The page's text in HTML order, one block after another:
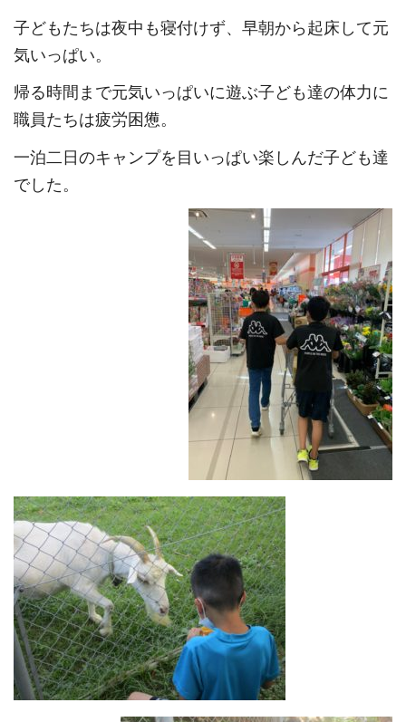
子どもたちは夜中も寝付けず、早朝から起床して元
気いっぱい。
帰る時間まで元気いっぱいに遊ぶ子ども達の体力に
職員たちは疲労困憊。
一泊二日のキャンプを目いっぱい楽しんだ子ども達
でした。